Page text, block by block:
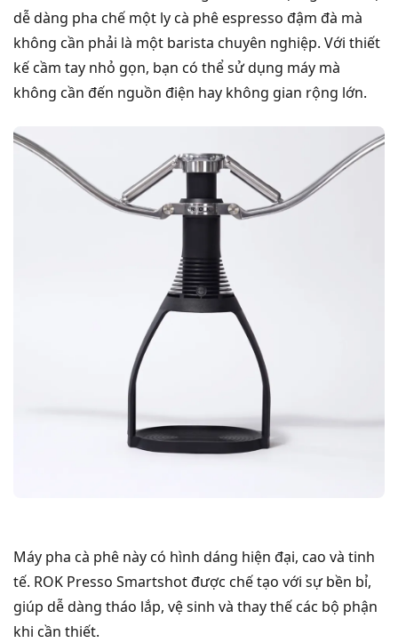
dễ dàng pha chế một ly cà phê espresso đậm đà mà
không cần phải là một barista chuyên nghiệp. Với thiết
kế cầm tay nhỏ gọn, bạn có thể sử dụng máy mà
không cần đến nguồn điện hay không gian rộng lớn.
Máy pha cà phê này có hình dáng hiện đại, cao và tinh
tế. ROK Presso Smartshot được chế tạo với sự bền bỉ,
giúp dễ dàng tháo lắp, vệ sinh và thay thế các bộ phận
khi cần thiết.